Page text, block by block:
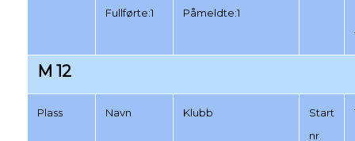
Fullførte:1 Påmeldte:1
M 12
Plass Navn Klubb
Start
nr.